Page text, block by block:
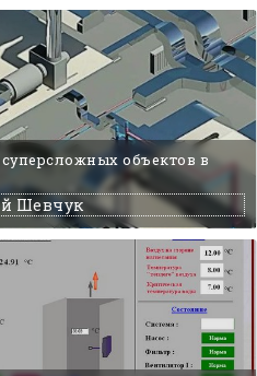
объектов в
Шевчук